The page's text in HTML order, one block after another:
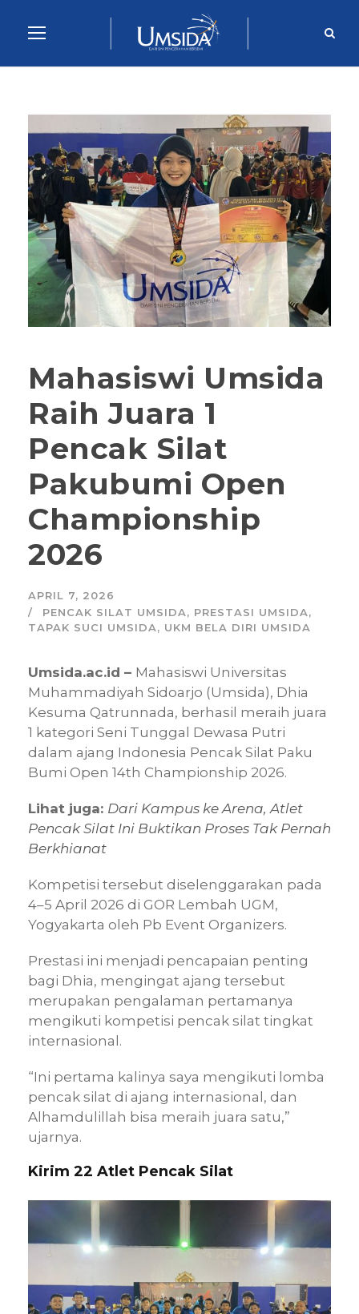
Mahasiswi Umsida
Raih Juara 1
Pencak Silat
Pakubumi Open
Championship
2026
APRIL 7, 2026
PENCAK SILAT UMSIDA, PRESTASI UMSIDA,
TAPAK SUCI UMSIDA, UKM BELA DIRI UMSIDA
Umsida.ac.id – Mahasiswi Universitas
Muhammadiyah Sidoarjo (Umsida), Dhia
Kesuma Qatrunnada, berhasil meraih juara
1 kategori Seni Tunggal Dewasa Putri
dalam ajang Indonesia Pencak Silat Paku
Bumi Open 14th Championship 2026.
Lihat juga: Dari Kampus ke Arena, Atlet
Pencak Silat Ini Buktikan Proses Tak Pernah
Berkhianat
Kompetisi tersebut diselenggarakan pada
4–5 April 2026 di GOR Lembah UGM,
Yogyakarta oleh Pb Event Organizers.
Prestasi ini menjadi pencapaian penting
bagi Dhia, mengingat ajang tersebut
merupakan pengalaman pertamanya
mengikuti kompetisi pencak silat tingkat
internasional.
“Ini pertama kalinya saya mengikuti lomba
pencak silat di ajang internasional, dan
Alhamdulillah bisa meraih juara satu,”
ujarnya.
Kirim 22 Atlet Pencak Silat